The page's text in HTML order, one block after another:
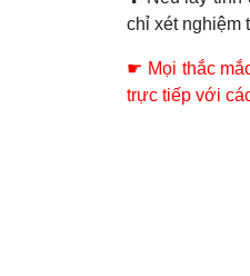
chỉ xét nghiệm
☛ Mọi thắc
trực tiếp với